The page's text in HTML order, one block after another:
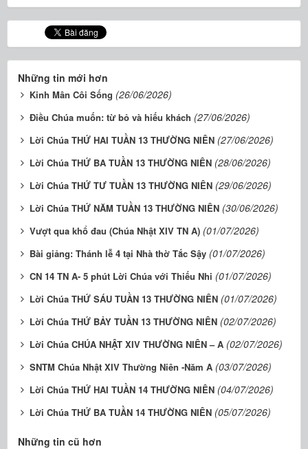
Những tin mới hơn
Kinh Mân Côi Sống (26/06/2026)
Điều Chúa muốn: từ bỏ và hiếu khách (27/06/2026)
Lời Chúa THỨ HAI TUẦN 13 THƯỜNG NIÊN (27/06/2026)
Lời Chúa THỨ BA TUẦN 13 THƯỜNG NIÊN (28/06/2026)
Lời Chúa THỨ TƯ TUẦN 13 THƯỜNG NIÊN (29/06/2026)
Lời Chúa THỨ NĂM TUẦN 13 THƯỜNG NIÊN (30/06/2026)
Vượt qua khổ đau (Chúa Nhật XIV TN A) (01/07/2026)
Bài giảng: Thánh lễ 4 tại Nhà thờ Tắc Sậy (01/07/2026)
CN 14 TN A- 5 phút Lời Chúa với Thiếu Nhi (01/07/2026)
Lời Chúa THỨ SÁU TUẦN 13 THƯỜNG NIÊN (01/07/2026)
Lời Chúa THỨ BẢY TUẦN 13 THƯỜNG NIÊN (02/07/2026)
Lời Chúa CHÚA NHẬT XIV THƯỜNG NIÊN – A (02/07/2026)
SNTM Chúa Nhật XIV Thường Niên -Năm A (03/07/2026)
Lời Chúa THỨ HAI TUẦN 14 THƯỜNG NIÊN (04/07/2026)
Lời Chúa THỨ BA TUẦN 14 THƯỜNG NIÊN (05/07/2026)
Những tin cũ hơn